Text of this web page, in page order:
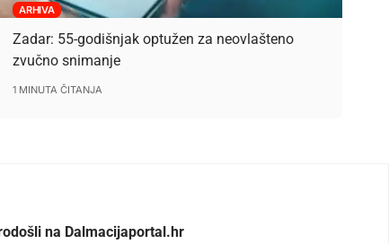
ARHIVA
Zadar: 55-godišnjak optužen za neovlašteno
zvučno snimanje
1 MINUTA ČITANJA
na Dalmacijaportal.hr